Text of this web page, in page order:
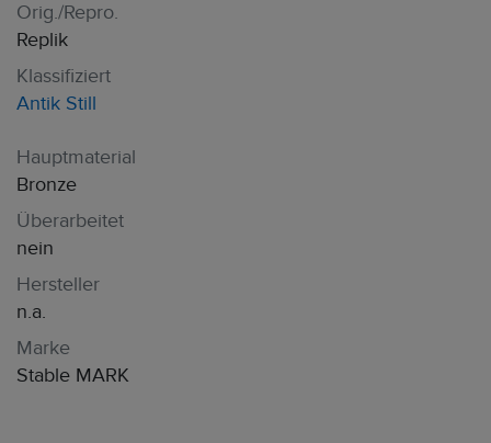
Orig./Repro.
Replik
Klassifiziert
Antik Still
Hauptmaterial
Bronze
Überarbeitet
nein
Hersteller
n.a.
Marke
Stable MARK